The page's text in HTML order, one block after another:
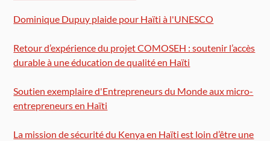
Dominique Dupuy plaide pour Haïti à l'UNESCO
Retour d’expérience du projet COMOSEH : soutenir l’accès
durable à une éducation de qualité en Haïti
Soutien exemplaire d'Entrepreneurs du Monde aux micro-
entrepreneurs en Haïti
La mission de sécurité du Kenya en Haïti est loin d’être une